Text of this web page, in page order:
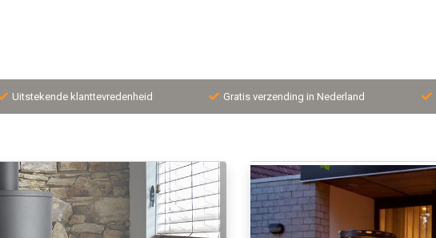
Uitstekende klanttevredenheid Gratis verzending in Nederland